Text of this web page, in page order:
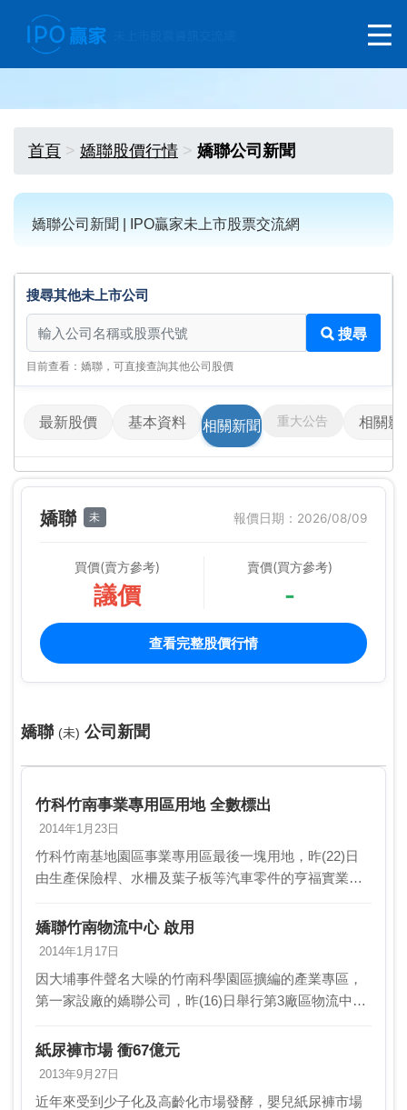
首頁 嬌聯股價行情 嬌聯公司新聞
嬌聯公司新聞 | IPO贏家未上市股票交流網
搜尋其他未上市公司
搜尋其他未上市公司
搜尋
目前查看：嬌聯，可直接查詢其他公司股價
最新股價 基本資料 相關新聞 重大公告 相關影
嬌聯 未 報價日期：2026/08/09
買價(賣方參考)
議價
賣價(買方參考)
-
查看完整股價行情
嬌聯 (未) 公司新聞
竹科竹南事業專用區用地 全數標出
2014年1月23日
竹科竹南基地園區事業專用區最後一塊用地，昨(22)日
由生產保險桿、水柵及葉子板等汽車零件的亨福實業以
技，共有4家廠商進駐。而面積23 公頃的事業專…
嬌聯竹南物流中心 啟用
2014年1月17日
因大埔事件聲名大噪的竹南科學園區擴編的產業專區，
第一家設廠的嬌聯公司，昨(16)日舉行第3廠區物流中心
聯末來發展的重要里程碑。嬌聯公司是由董事長洪老…
紙尿褲市場 衝67億元
2013年9月27日
近年來受到少子化及高齡化市場發酵，嬰兒紙尿褲市場